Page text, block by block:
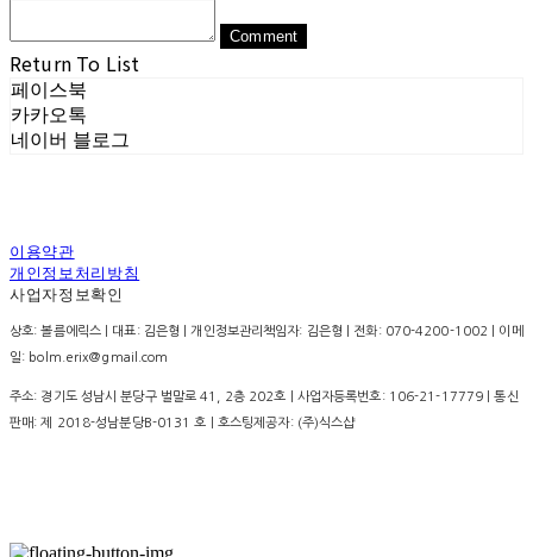
Comment
Return To List
페이스북
카카오톡
네이버 블로그
이용약관
개인정보처리방침
사업자정보확인
상호: 볼름에릭스 | 대표: 김은형 | 개인정보관리책임자: 김은형 | 전화: 070-4200-1002 | 이메
일: bolm.erix@gmail.com
주소: 경기도 성남시 분당구 벌말로 41, 2층 202호 | 사업자등록번호: 106-21-17779 | 통신
판매:제 2018-성남분당B-0131 호 | 호스팅제공자: (주)식스샵